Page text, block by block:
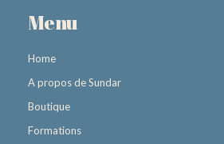
Menu
Home
A propos de Sundar
Boutique
Formations